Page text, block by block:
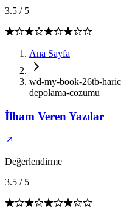
3.5 / 5
Ana Sayfa
wd-my-book-26tb-
depolama-cozumu
İlham Veren Yazılar
Değerlendirme
3.5 / 5